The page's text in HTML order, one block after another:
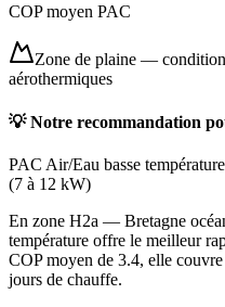
COP moyen PAC
Zone de plaine —
aérothermiques
💡 Notre recommandation
PAC Air/Eau basse température
(7 à 12 kW)
En zone H2a — Bretagne
température offre le meilleur
COP moyen de 3.4, elle
jours de chauffe.